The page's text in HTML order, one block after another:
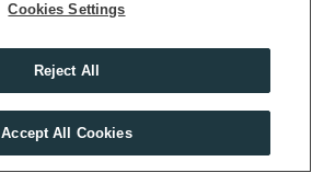
hacer. Para usar una
MCP —como Claude
MCP preconfigurados— no
Para construir tu propio
las capacidades de un
de usar IA a construir con ella?
Cookies Settings
Reject All
Accept All Cookies